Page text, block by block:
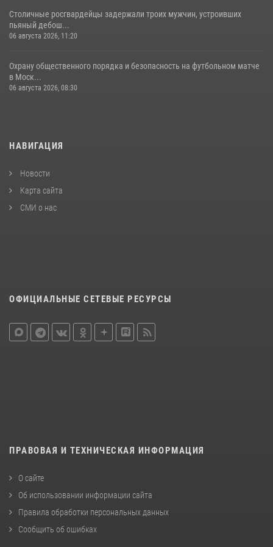
Столичные росгвардейцы задержали троих мужчин, устроивших
пьяный дебош...
06 августа 2026, 11:20
Охрану общественного порядка и безопасность на футбольном матче
в Моск...
06 августа 2026, 08:30
НАВИГАЦИЯ
Новости
Карта сайта
СМИ о нас
ОФИЦИАЛЬНЫЕ СЕТЕВЫЕ РЕСУРСЫ
ПРАВОВАЯ И ТЕХНИЧЕСКАЯ ИНФОРМАЦИЯ
О сайте
Об использовании информации сайта
Правила обработки персональных данных
Сообщить об ошибках